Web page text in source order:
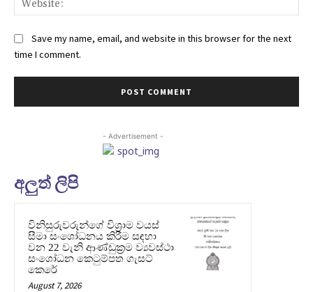
Save my name, email, and website in this browser for the next
time I comment.
- Advertisement -
අලුත් ලිපි
විනිසුරුවරුන්ගේ විශ්‍රාම වයස්
සීමා සංශෝධනය කිරීම සඳහා
වන 22 වැනි ආණ්ඩුක්‍රම ව්‍යවස්ථා
සංශෝධන කෙටුම්පත ගැසට්
කෙරේ
August 7, 2026